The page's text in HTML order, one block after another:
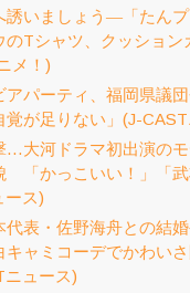
誘いましょう―「たん
のTシャツ、クッション
メ！)
アパーティ、福岡県議
覚が足りない」(J-
…大河ドラマ初出演のモ
「かっこいい！」「武
ース)
代表・佐野海舟との結
キャミコーデでかわい
ニュース)